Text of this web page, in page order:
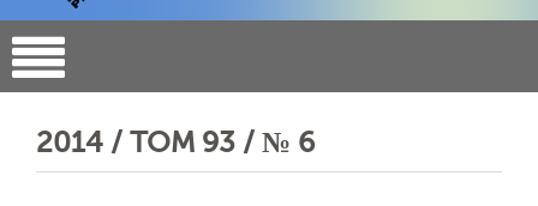
2014 / ТОМ 93 / № 6